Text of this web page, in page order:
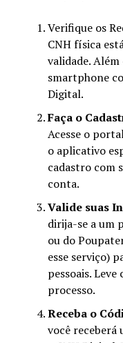
Verifique os
CNH física
validade.
smartphone
Digital.
Faça o
Acesse o
o aplicativo
cadastro com
conta.
Valide suas
dirija-se a um
ou do
esse serviço)
pessoais.
processo.
Receba o
você receberá